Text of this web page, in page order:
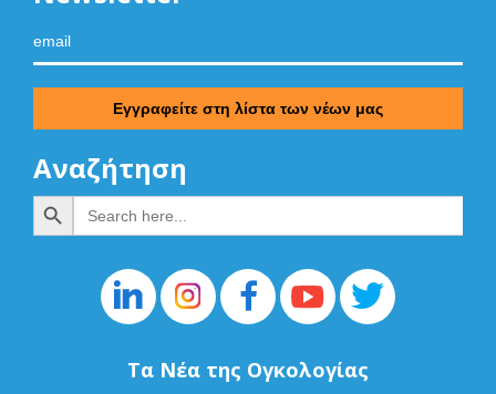
Αναζήτηση
Search
for:
Search Button
Τα Νέα της Ογκολογίας